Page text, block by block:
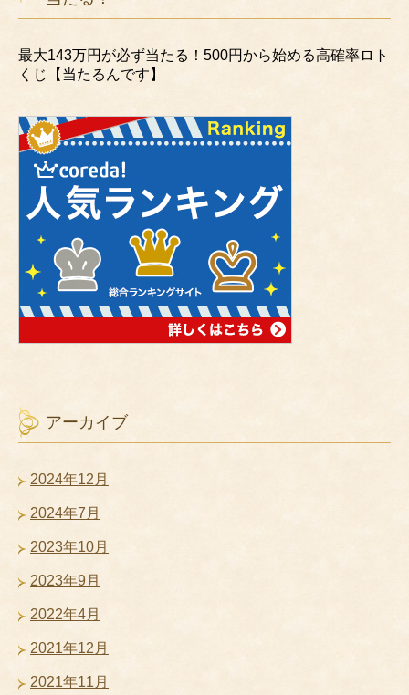
最大143万円が必ず当たる！500円から始める高確率ロト
くじ【当たるんです】
アーカイブ
2024年12月
2024年7月
2023年10月
2023年9月
2022年4月
2021年12月
2021年11月